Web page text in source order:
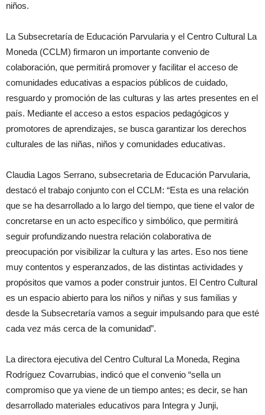
niños.
La Subsecretaría de Educación Parvularia y el Centro Cultural La
Moneda (CCLM) firmaron un importante convenio de
colaboración, que permitirá promover y facilitar el acceso de
comunidades educativas a espacios públicos de cuidado,
resguardo y promoción de las culturas y las artes presentes en el
país. Mediante el acceso a estos espacios pedagógicos y
promotores de aprendizajes, se busca garantizar los derechos
culturales de las niñas, niños y comunidades educativas.
Claudia Lagos Serrano, subsecretaria de Educación Parvularia,
destacó el trabajo conjunto con el CCLM: “Esta es una relación
que se ha desarrollado a lo largo del tiempo, que tiene el valor de
concretarse en un acto específico y simbólico, que permitirá
seguir profundizando nuestra relación colaborativa de
preocupación por visibilizar la cultura y las artes. Eso nos tiene
muy contentos y esperanzados, de las distintas actividades y
propósitos que vamos a poder construir juntos. El Centro Cultural
es un espacio abierto para los niños y niñas y sus familias y
desde la Subsecretaría vamos a seguir impulsando para que esté
cada vez más cerca de la comunidad”.
La directora ejecutiva del Centro Cultural La Moneda, Regina
Rodríguez Covarrubias, indicó que el convenio “sella un
compromiso que ya viene de un tiempo antes; es decir, se han
desarrollado materiales educativos para Integra y Junji,